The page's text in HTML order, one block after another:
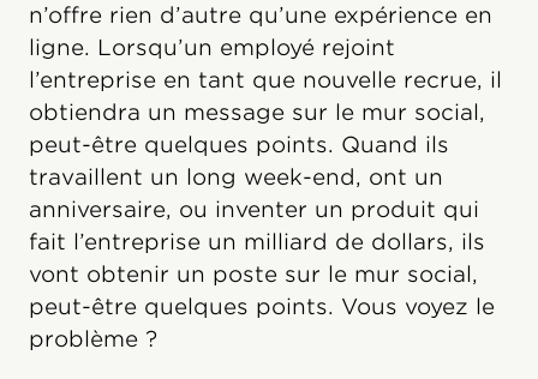
n’offre rien d’autre qu’une expérience en
ligne. Lorsqu’un employé rejoint
l’entreprise en tant que nouvelle recrue, il
obtiendra un message sur le mur social,
peut-être quelques points. Quand ils
travaillent un long week-end, ont un
anniversaire, ou inventer un produit qui
fait l’entreprise un milliard de dollars, ils
vont obtenir un poste sur le mur social,
peut-être quelques points. Vous voyez le
problème ?